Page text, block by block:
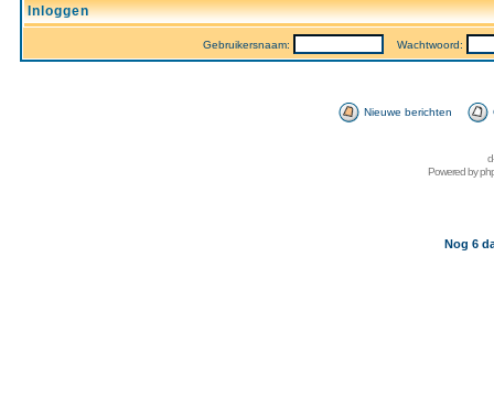
Inloggen
Gebruikersnaam: Wachtwoord:
Nieuwe berichten
Powered by
Nog 6